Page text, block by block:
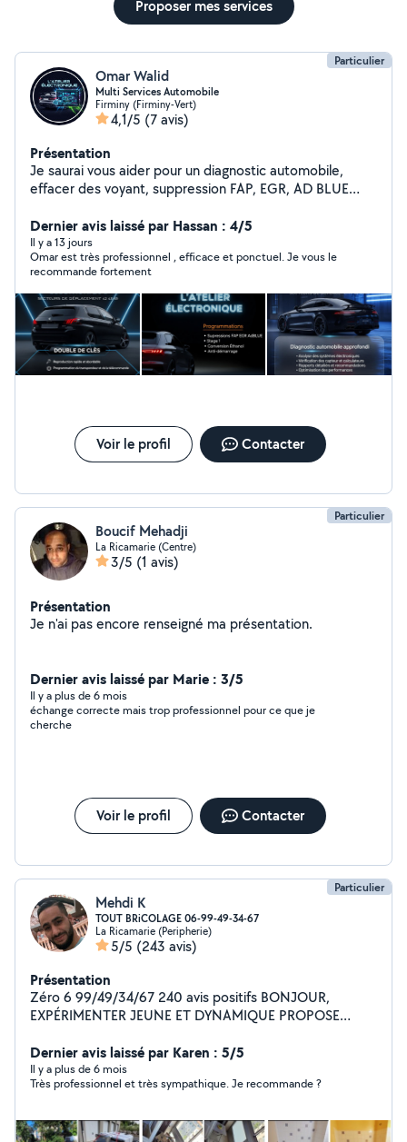
Proposer mes services
Particulier
Omar Walid
Multi Services Automobile
Firminy (Firminy-Vert)
4,1/5 (7 avis)
Présentation
Je saurai vous aider pour un diagnostic automobile,
effacer des voyant, suppression FAP, EGR, AD BLUE
bientôt
Dernier avis laissé par Hassan : 4/5
Il y a 13 jours
Omar est très professionnel , efficace et ponctuel. Je vous le
recommande fortement
Voir le profil Contacter
Particulier
Boucif Mehadji
La Ricamarie (Centre)
3/5 (1 avis)
Présentation
Je n'ai pas encore renseigné ma présentation.
Dernier avis laissé par Marie : 3/5
Il y a plus de 6 mois
échange correcte mais trop professionnel pour ce que je
cherche
Voir le profil Contacter
Particulier
Mehdi K
TOUT BRiCOLAGE 06-99-49-34-67
La Ricamarie (Peripherie)
5/5 (243 avis)
Présentation
Zéro 6 99/49/34/67 240 avis positifs BONJOUR,
EXPÉRIMENTER JEUNE ET DYNAMIQUE PROPOSE
conséquence - Évacuation divers déchetterie - Tonte de
pelouse - Débroussaillage divers - Manutention divers -
Pose de parquet flottant - Installation électrique (BTS
grillage souple et rigide - Montage de meuble en kit (++)
Dernier avis laissé par Karen : 5/5
Il y a plus de 6 mois
Très professionnel et très sympathique. Je recommande ?